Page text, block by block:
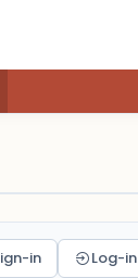
in
Log-in